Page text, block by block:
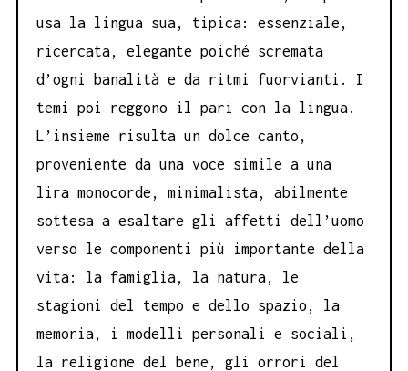
usa la lingua sua, tipica: essenziale,
ricercata, elegante poiché scremata
d’ogni banalità e da ritmi fuorvianti. I
temi poi reggono il pari con la lingua.
L’insieme risulta un dolce canto,
proveniente da una voce simile a una
lira monocorde, minimalista, abilmente
sottesa a esaltare gli affetti dell’uomo
verso le componenti più importante della
vita: la famiglia, la natura, le
stagioni del tempo e dello spazio, la
memoria, i modelli personali e sociali,
la religione del bene, gli orrori del